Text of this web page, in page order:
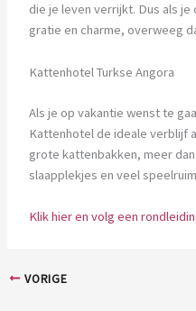
die je leven verrijkt. Dus als
gratie en charme, overweeg
Kattenhotel Turkse Angora
Als je op vakantie wenst te
Kattenhotel de ideale verblijf
grote kattenbakken, meer
slaapplekjes en veel
Klik hier en volg een
VORIGE